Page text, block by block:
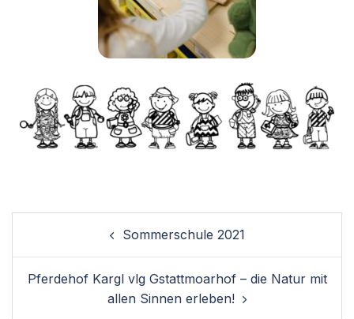
Sommerschule 2021
Pferdehof Kargl vlg Gstattmoarhof – die Natur mit
allen Sinnen erleben!